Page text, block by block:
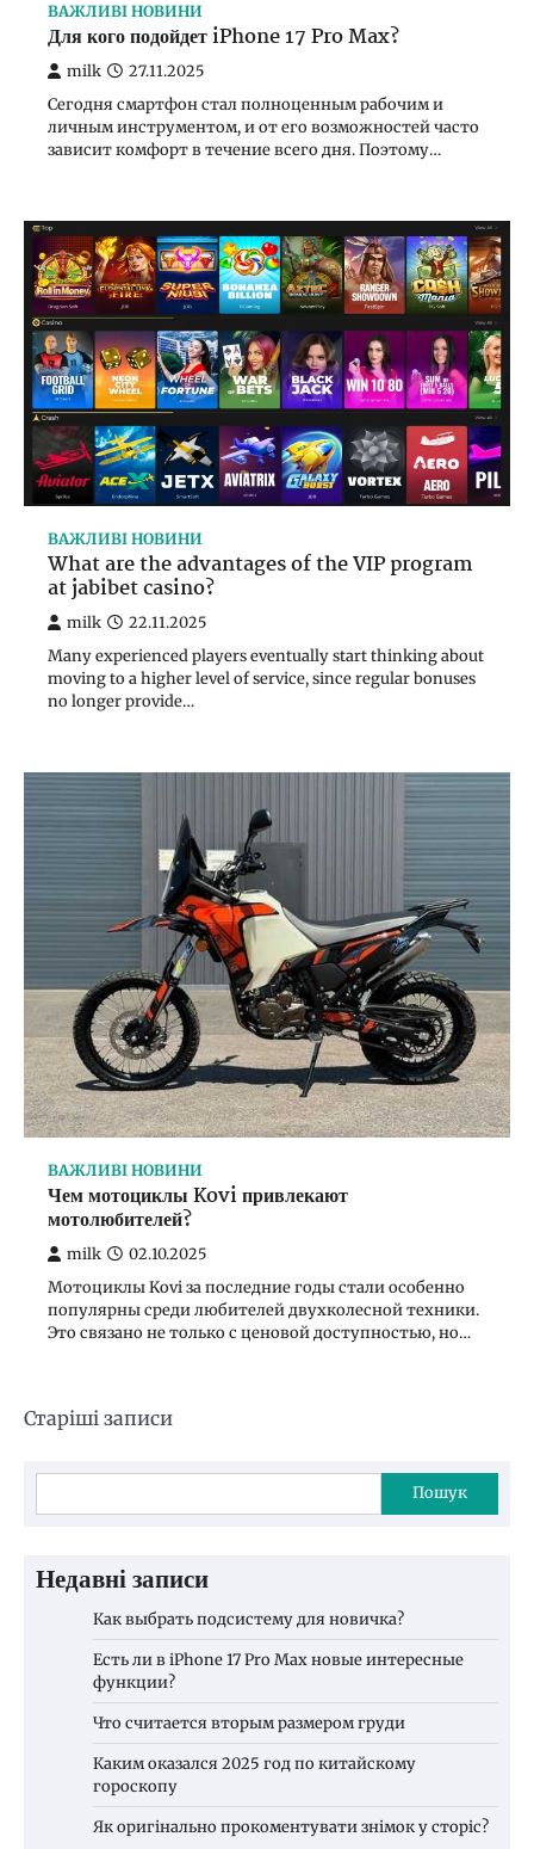
ВАЖЛИВІ НОВИНИ
Для кого подойдет iPhone 17 Pro Max?
milk 27.11.2025
Сегодня смартфон стал полноценным рабочим и
личным инструментом, и от его возможностей часто
зависит комфорт в течение всего дня. Поэтому…
ВАЖЛИВІ НОВИНИ
What are the advantages of the VIP program
at jabibet casino?
milk 22.11.2025
Many experienced players eventually start thinking about
moving to a higher level of service, since regular bonuses
no longer provide…
ВАЖЛИВІ НОВИНИ
Чем мотоциклы Kovi привлекают
мотолюбителей?
milk 02.10.2025
Мотоциклы Kovi за последние годы стали особенно
популярны среди любителей двухколесной техники.
Это связано не только с ценовой доступностью, но…
Навігація
Старіші записи
Пошук
Недавні записи
Как выбрать подсистему для новичка?
Есть ли в iPhone 17 Pro Max новые интересные
функции?
Что считается вторым размером груди
Каким оказался 2025 год по китайскому
гороскопу
Як оригінально прокоментувати знімок у сторіс?